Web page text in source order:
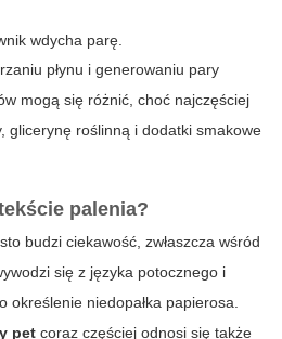
wdycha parę.
płynu i generowaniu pary
mogą się różnić, choć najczęściej
glicerynę roślinną i dodatki smakowe
palenia?
budzi ciekawość, zwłaszcza wśród
się z języka potocznego i
określenie niedopałka papierosa.
pet coraz częściej odnosi się także